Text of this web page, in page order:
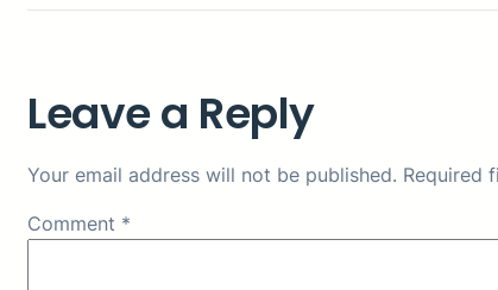
Leave a Reply
Your email address will not be published. Required
Comment *